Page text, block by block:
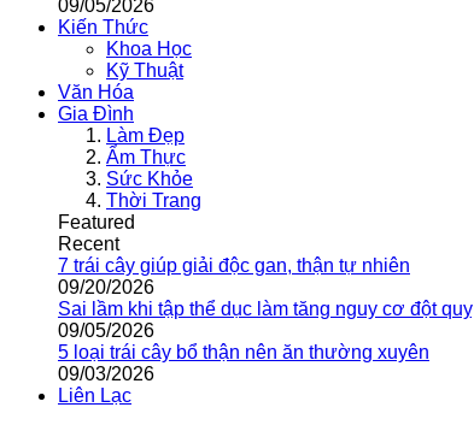
09/05/2026
Kiến Thức
Khoa Học
Kỹ Thuật
Văn Hóa
Gia Đình
Làm Đẹp
Ẩm Thực
Sức Khỏe
Thời Trang
Featured
Recent
7 trái cây giúp giải độc gan, thận tự nhiên
09/20/2026
Sai lầm khi tập thể dục làm tăng nguy cơ đột quỵ
09/05/2026
5 loại trái cây bổ thận nên ăn thường xuyên
09/03/2026
Liên Lạc